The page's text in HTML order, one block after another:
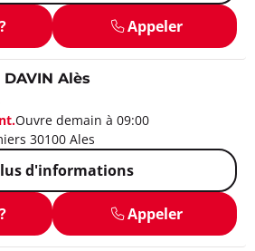
Appeler
Alès
Ouvre demain à 09:00
30100 Ales
d'informations
Appeler